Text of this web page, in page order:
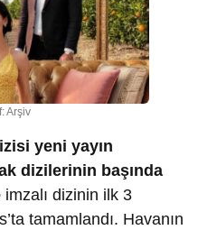
Arşiv
yeni yayın
dizilerinin başında
imzalı dizinin ilk 3
tamamlandı. Havanın